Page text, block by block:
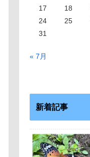
17
18
24
25
31
« 7月
新着記事